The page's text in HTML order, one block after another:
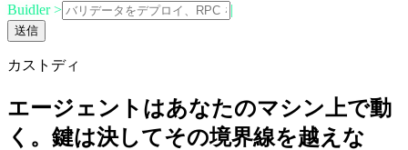
Buidler >
|
送信
カストディ
エージェントはあなたのマシン上で動
く。 鍵は決してその境界線を越えな